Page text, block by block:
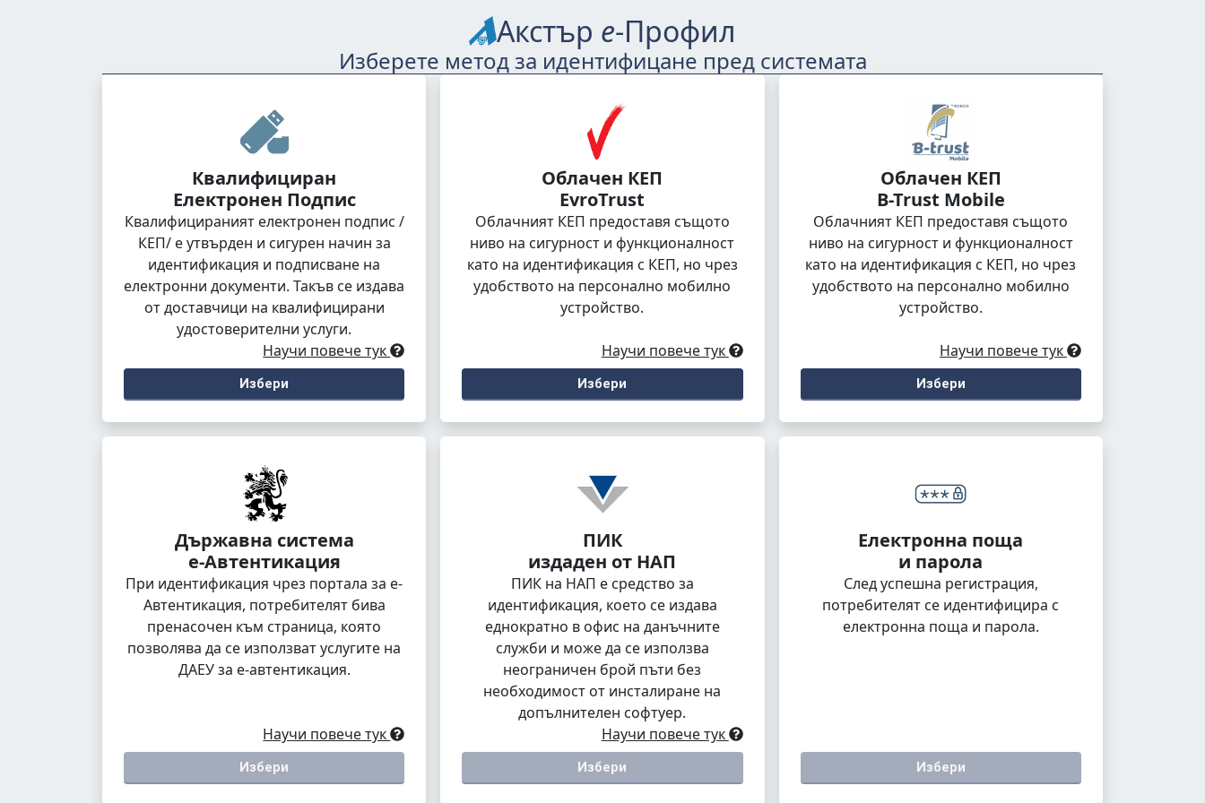
Акстър е-Профил
Изберете метод за идентифицане пред системата
Квалифициран
Електронен Подпис
Квалифицираният електронен подпис /
КЕП/ е утвърден и сигурен начин за
идентификация и подписване на
електронни документи. Такъв се издава
от доставчици на квалифицирани
удостоверителни услуги.
Научи повече тук
Избери
Облачен КЕП
EvroTrust
Облачният КЕП предоставя същото
ниво на сигурност и функционалност
като на идентификация с КЕП, но чрез
удобството на персонално мобилно
устройство.
Научи повече тук
Избери
Облачен КЕП
B-Trust Mobile
Облачният КЕП предоставя същото
ниво на сигурност и функционалност
като на идентификация с КЕП, но чрез
удобството на персонално мобилно
устройство.
Научи повече тук
Избери
Държавна система
е-Автентикация
При идентификация чрез портала за е-
Автентикация, потребителят бива
пренасочен към страница, която
позволява да се използват услугите на
ДАЕУ за е-автентикация.
Научи повече тук
Избери
ПИК
издаден от НАП
ПИК на НАП е средство за
идентификация, което се издава
еднократно в офис на данъчните
служби и може да се използва
неограничен брой пъти без
необходимост от инсталиране на
допълнителен софтуер.
Научи повече тук
Избери
Електронна поща
и парола
След успешна регистрация,
потребителят се идентифицира с
електронна поща и парола.
Избери